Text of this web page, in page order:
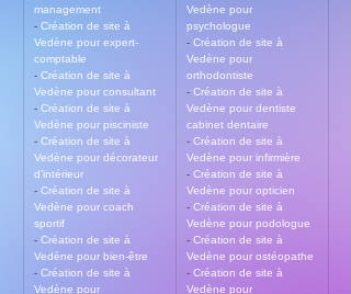
management
- Création de site à
Vedène pour expert-
comptable
- Création de site à
Vedène pour consultant
- Création de site à
Vedène pour pisciniste
- Création de site à
Vedène pour décorateur
d’intérieur
- Création de site à
Vedène pour coach
sportif
- Création de site à
Vedène pour bien-être
- Création de site à
Vedène pour
Vedène pour
psychologue
- Création de site à
Vedène pour
orthodontiste
- Création de site à
Vedène pour dentiste
cabinet dentaire
- Création de site à
Vedène pour infirmière
- Création de site à
Vedène pour opticien
- Création de site à
Vedène pour podologue
- Création de site à
Vedène pour ostéopathe
- Création de site à
Vedène pour